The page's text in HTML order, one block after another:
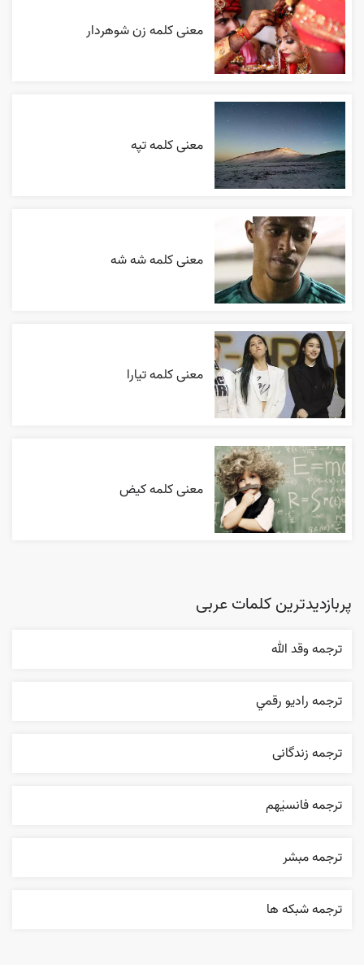
معنی کلمه زن شوهردار
معنی کلمه تپه
معنی کلمه شه شه
معنی کلمه تیارا
معنی کلمه کیض
پربازدیدترین کلمات عربی
ترجمه وقد الله
ترجمه راديو رقمي
ترجمه زندگانی
ترجمه فانسیٰهم
ترجمه مبشر
ترجمه شبکه ها